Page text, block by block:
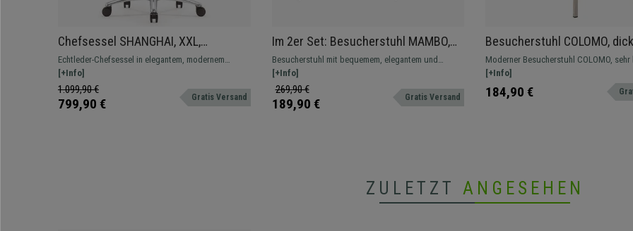
Chefsessel SHANGHAI, XXL,
Wippmechanismus, Echtleder,
großzügig gepolstert, Farbe
Dunkelbraun
Echtleder-Chefsessel in elegantem, modernem
Design mit hoher Rückenlehne und großzügiger
Polsterung.
[+Info]
1.099,90 €
799,90 € Gratis Versand
Im 2er Set: Besucherstuhl MAMBO,
bequem gepolstert, schwarze
Stuhlbeine, Samtbezug, Farbe
Anthrazit
Besucherstuhl mit bequemem, elegantem und
zeitlosem Design. Mit Samtbezug in verschiedenen
Farben.
[+Info]
269,90 €
189,90 € Gratis Versand
Besucherstuhl COLOMO,
Polsterung, Lederbezug,
Moderner Besucherstuhl COLOMO, sehr
dicker Polsterung und aus hochwertigen
Materialien, Gestell aus Edelstahl.
[+Info]
184,90 €
ZULETZT ANGESEHEN